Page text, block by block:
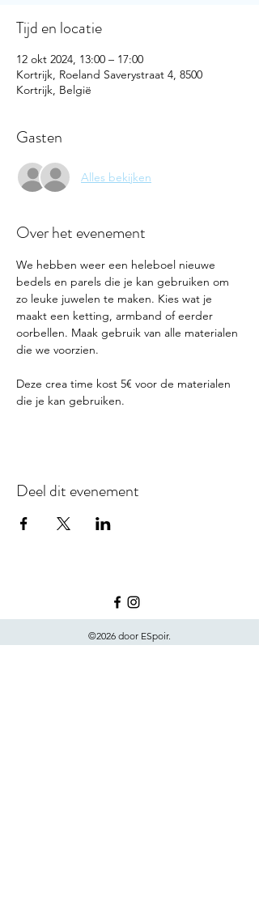
Tijd en locatie
12 okt 2024, 13:00 – 17:00
Kortrijk, Roeland Saverystraat 4, 8500
Kortrijk, België
Gasten
Alles bekijken
Over het evenement
We hebben weer een heleboel nieuwe
bedels en parels die je kan gebruiken om
zo leuke juwelen te maken. Kies wat je
maakt een ketting, armband of eerder
oorbellen. Maak gebruik van alle materialen
die we voorzien.
Deze crea time kost 5€ voor de materialen
die je kan gebruiken.
Deel dit evenement
©2026 door ESpoir.